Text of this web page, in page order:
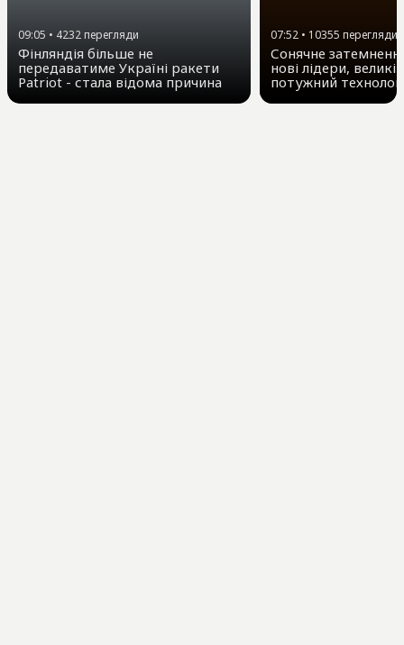
09:05 • 4232 перегляди
Фінляндія більше не
передаватиме Україні ракети
Patriot - стала відома причина
07:52 • 10355 перегляди
Сонячне
нові лідери, великі
потужний